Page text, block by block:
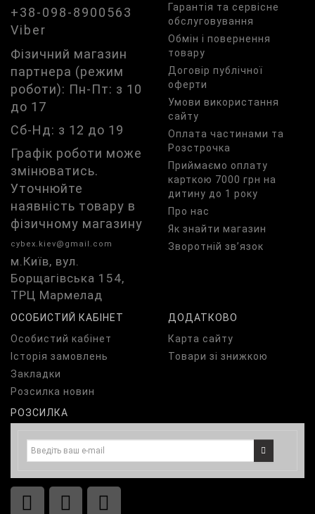
+38-098-8900563
Viber
Фізичний магазин
партнера (режим
роботи): Пн-Пт: з 10
до 17
Сб-Нд: з 12 до 19
Графік роботи може
змінюватись.
Уточнюйте
наявність товару в
фізичному магазину
cybex.kiev@gmail.com
м.Київ, вул.
Борщагівська 154,
ТРЦ Мармелад
Гарантія та сервісне
обслуговування
Обмін і повернення
товару
Договір публічної
оферти
Умови використання
сайту
Оплата частинами та
Розстрочка
Приймаємо оплату
карткою 7000 грн на
дитину до 1 року
Про нас
Як знайти магазин
Зворотній зв’язок
ОСОБИСТИЙ КАБІНЕТ
Особистий кабінет
Історія замовлень
Закладки
Розсилка новин
ДОДАТКОВО
Карта сайту
Товари зі знижкою
РОЗСИЛКА